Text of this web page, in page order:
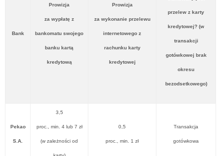
Bank
Prowizja
za wypłatę z
bankomatu swojego
banku kartą
kredytową
Prowizja
za wykonanie przelewu
internetowego z
rachunku karty
kredytowej
przelew z karty
kredytowej? (w
transakcji
gotówkowej brak
okresu
bezodsetkowego)
Pekao
S.A.
3,5
proc., min. 4 lub 7 zł
(w zależności od
0,5
proc., min. 1 zł
Transakcja
gotówkowa